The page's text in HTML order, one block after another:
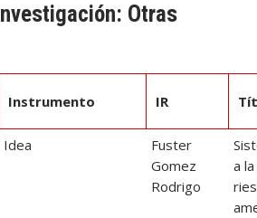
PSICOLOGÍA
INVESTIGACIÓN
ADMISIÓN
Otras
Instrumento IR
Idea
Fuster
Gomez
Rodrigo
a